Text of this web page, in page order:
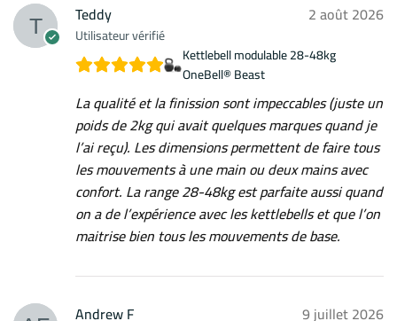
Teddy
Utilisateur vérifié
2 août 2026
Kettlebell modulable 28-48kg
OneBell® Beast
La qualité et la finission sont impeccables (juste un
poids de 2kg qui avait quelques marques quand je
l’ai reçu). Les dimensions permettent de faire tous
les mouvements à une main ou deux mains avec
confort. La range 28-48kg est parfaite aussi quand
on a de l’expérience avec les kettlebells et que l’on
maitrise bien tous les mouvements de base.
Andrew F 9 juillet 2026